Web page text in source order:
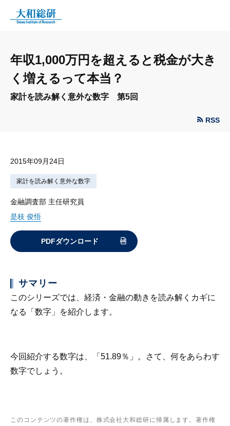
年収1,000万円を超えると税金が大き
く増えるって本当？
家計を読み解く意外な数字 第5回
RSS
2015年09月24日
家計を読み解く意外な数字
金融調査部 主任研究員
是枝 俊悟
PDFダウンロード
サマリー
このシリーズでは、経済・金融の動きを読み解くカギに
なる「数字」を紹介します。
今回紹介する数字は、「51.89％」。さて、何をあらわす
数字でしょう。
このコンテンツの著作権は、株式会社大和総研に帰属します。著作権